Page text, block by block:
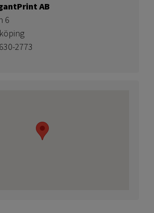
AB
6
2773